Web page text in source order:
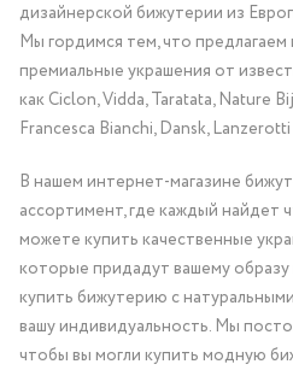
дизайнерской бижутерии из
Мы гордимся тем, что
премиальные украшения от
как Ciclon, Vidda, Taratata, Nature
Francesca Bianchi, Dansk,
В нашем интернет-магазине
ассортимент, где каждый найдет
можете купить качественные
которые придадут вашему
купить бижутерию с
вашу индивидуальность. Мы
чтобы вы могли купить модную